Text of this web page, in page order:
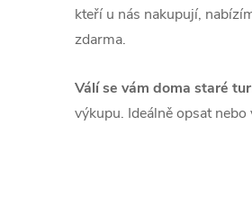
kteří u nás nakupují,
zdarma.
Válí se vám doma staré
výkupu. Ideálně opsat